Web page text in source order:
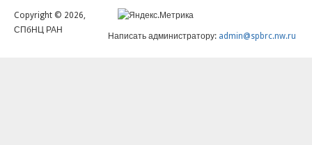
Copyright © 2026,
СПбНЦ РАН
Написать администратору: admin@spbrc.nw.ru